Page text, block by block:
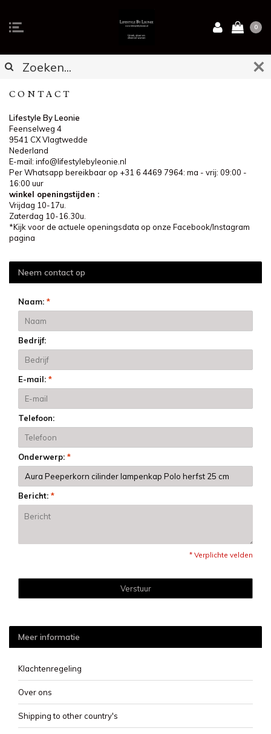
0
CONTACT
Lifestyle By Leonie
Feenselweg 4
9541 CX Vlagtwedde
Nederland
E-mail: info@lifestylebyleonie.nl
Per Whatsapp bereikbaar op +31 6 4469 7964: ma - vrij: 09:00 -
16:00 uur
winkel openingstijden :
Vrijdag 10-17u.
Zaterdag 10-16.30u.
*Kijk voor de actuele openingsdata op onze Facebook/Instagram
pagina
Neem contact op
Naam: *
Bedrijf:
E-mail: *
Telefoon:
Onderwerp: *
Bericht: *
* Verplichte velden
Verstuur
Meer informatie
Klachtenregeling
Over ons
Shipping to other country's